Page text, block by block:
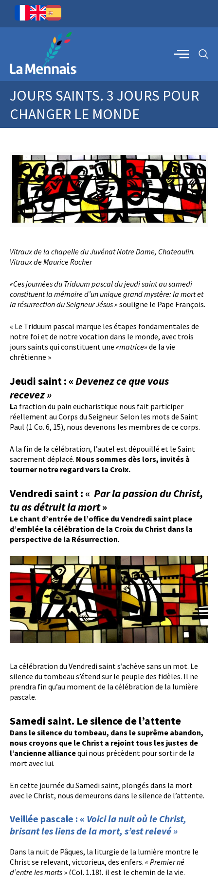
JOURS SAINTS. 3 JOURS POUR
CHANGER LE MONDE
Vitraux de la chapelle du Juvénat Notre Dame, Chateaulin.
Vitraux de Maurice Rocher
«Ces journées du Triduum pascaldu jeudi saint au samedi
constituent la mémoire d’un unique grand mystère: la mort et
la résurrection du Seigneur Jésus » souligne le Pape François.
« Le Triduum pascal marque les étapes fondamentales de
notre foi et de notre vocation dans le monde, avec trois
jours saints qui constituent une «matrice» de la vie
chrétienne »
Jeudi saint : «Devenez ce que vous
recevez »
La fraction du pain eucharistique nous fait participer
réellement au Corps du Seigneur. Selon les mots de Saint
Paul (1 Co. 6, 15), nous devenons les membres de ce corps.
A la fin de la célébration, l’autel est dépouillé et le Saint
sacrement déplacé. Nous sommes dès lors, invités à
tourner notre regard vers la Croix.
Vendredi saint : « Par la passion du Christ,
tu as détruit la mort»
Le chant d’entrée de l’office du Vendredi saint place
d’emblée la célébration de la Croix du Christ dans la
perspective de la Résurrection.
La célébration du Vendredi saint s’achève sans un mot. Le
silence du tombeau s’étend sur le peuple des fidèles. Il ne
prendra fin qu’au moment de la célébration de la lumière
pascale.
Samedi saint. Le silence de l’attente
Dans le silence du tombeau, dans le suprême abandon,
nous croyons que le Christ a rejoint tous les justes de
l’ancienne alliancequi nous précèdent pour sortir de la
mort avec lui.
En cette journée du Samedi saint, plongés dans la mort
avec le Christ, nous demeurons dans le silence de l’attente.
Veillée pascale : « Voici la nuit où le Christ,
brisant les liens de la mort, s’est relevé »
Dans la nuit de Pâques, la liturgie de la lumière montre le
Christ se relevant, victorieux, des enfers. « Premier né
d’entre les morts » (Col. 1,18), il est le chemin de la vie.